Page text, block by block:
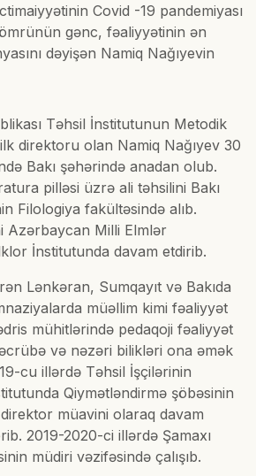
Covid -19 pandemiyası
gənc, fəaliyyətinin ən
dəyişən Namiq Nağıyevin
Təhsil İnstitutunun Metodik
direktoru olan Namiq Nağıyev 30
Bakı şəhərində anadan olub.
pilləsi üzrə ali təhsilini Bakı
Filologiya fakültəsində alıb.
Azərbaycan Milli Elmlər
İnstitutunda davam etdirib.
Lənkəran, Sumqayıt və Bakıda
müəllim kimi fəaliyyət
mühitlərində pedaqoji fəaliyyət
və nəzəri bilikləri ona əmək
cu illərdə Təhsil İşçilərinin
Qiymətləndirmə şöbəsinin
müavini olaraq davam
2019-2020-ci illərdə Şamaxı
müdiri vəzifəsində çalışıb.